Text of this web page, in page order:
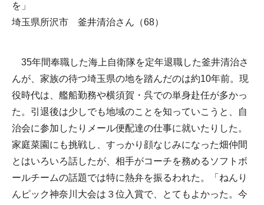
を」
埼玉県所沢市 釜井清治さん（68）
35年間奉職した海上自衛隊を定年退職した釜井清治さ
んが、家族の待つ埼玉県の地を踏んだのは約10年前。現
役時代は、艦船勤務や横須賀・呉での単身赴任が多かっ
た。引退後は少しでも地域のことを知っていこうと、自
治会に参加したりメール便配達の仕事に就いたりした。
家庭菜園にも挑戦し、すっかり顔なじみになった畑仲間
とはいろいろ話したが、相手がコーチを務めるソフトボ
ールチームの話題では特に熱弁を振るわれた。「ねんり
んピック神奈川大会は３位入賞で、とてもよかった。今